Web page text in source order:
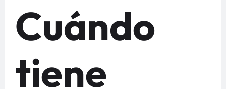
Cuándo
tiene